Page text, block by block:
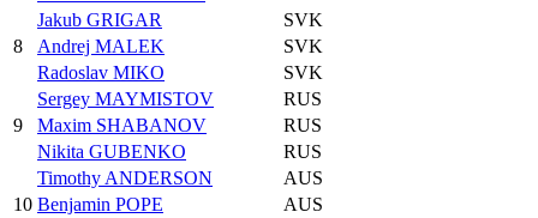
8
Jakub GRIGAR
SVK
Andrej MALEK
SVK
Radoslav MIKO
SVK
9
Sergey MAYMISTOV
RUS
Maxim SHABANOV
RUS
Nikita GUBENKO
RUS
10
Timothy ANDERSON
AUS
Benjamin POPE
AUS